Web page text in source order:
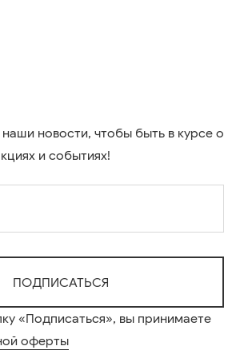
новости, чтобы быть в курсе о
и событиях!
«Подписаться», вы принимаете
оферты